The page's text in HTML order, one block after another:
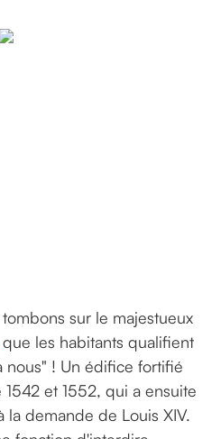
sur le majestueux
que les habitants qualifient
nous" ! Un édifice fortifié
et 1552, qui a ensuite
la demande de Louis XIV.